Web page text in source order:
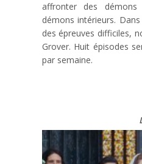
affronter des
démons intérieurs.
des épreuves difficiles,
Grover. Huit épisodes
par semaine.